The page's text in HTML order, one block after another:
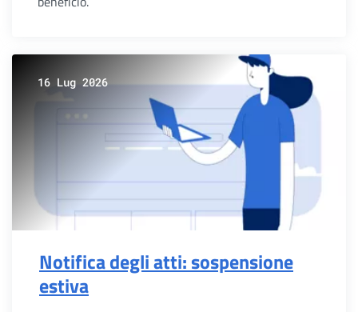
16 Lug 2026
Notifica degli atti: sospensione
estiva